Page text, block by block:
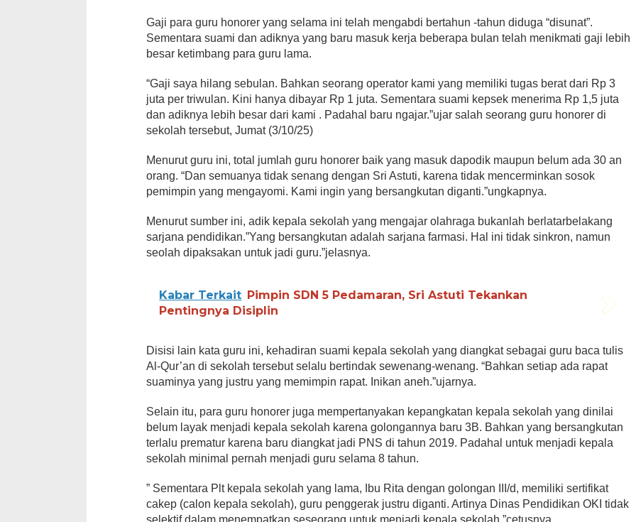
Gaji para guru honorer yang selama ini telah mengabdi bertahun -tahun diduga “disunat”.
Sementara suami dan adiknya yang baru masuk kerja beberapa bulan telah menikmati gaji lebih
besar ketimbang para guru lama.
“Gaji saya hilang sebulan. Bahkan seorang operator kami yang memiliki tugas berat dari Rp 3
juta per triwulan. Kini hanya dibayar Rp 1 juta. Sementara suami kepsek menerima Rp 1,5 juta
dan adiknya lebih besar dari kami . Padahal baru ngajar.”ujar salah seorang guru honorer di
sekolah tersebut, Jumat (3/10/25)
Menurut guru ini, total jumlah guru honorer baik yang masuk dapodik maupun belum ada 30 an
orang. “Dan semuanya tidak senang dengan Sri Astuti, karena tidak mencerminkan sosok
pemimpin yang mengayomi. Kami ingin yang bersangkutan diganti.”ungkapnya.
Menurut sumber ini, adik kepala sekolah yang mengajar olahraga bukanlah berlatarbelakang
sarjana pendidikan.”Yang bersangkutan adalah sarjana farmasi. Hal ini tidak sinkron, namun
seolah dipaksakan untuk jadi guru.”jelasnya.
Kabar Terkait Pimpin SDN 5 Pedamaran, Sri Astuti Tekankan
Pentingnya Disiplin
Disisi lain kata guru ini, kehadiran suami kepala sekolah yang diangkat sebagai guru baca tulis
Al-Qur’an di sekolah tersebut selalu bertindak sewenang-wenang. “Bahkan setiap ada rapat
suaminya yang justru yang memimpin rapat. Inikan aneh.”ujarnya.
Selain itu, para guru honorer juga mempertanyakan kepangkatan kepala sekolah yang dinilai
belum layak menjadi kepala sekolah karena golongannya baru 3B. Bahkan yang bersangkutan
terlalu prematur karena baru diangkat jadi PNS di tahun 2019. Padahal untuk menjadi kepala
sekolah minimal pernah menjadi guru selama 8 tahun.
” Sementara Plt kepala sekolah yang lama, Ibu Rita dengan golongan III/d, memiliki sertifikat
cakep (calon kepala sekolah), guru penggerak justru diganti. Artinya Dinas Pendidikan OKI tidak
selektif dalam menempatkan seseorang untuk menjadi kepala sekolah.”cetusnya.